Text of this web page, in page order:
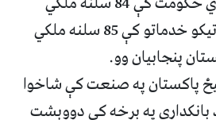
مامورین او په ډیپلوماتیکو خدماتو کې 85 سلنه ملکي
پنجابیان وو.
د ختیځ پاکستان په صنعت کې شاخوا
88 سلنه د بانکداري په برخه کې دووېشت